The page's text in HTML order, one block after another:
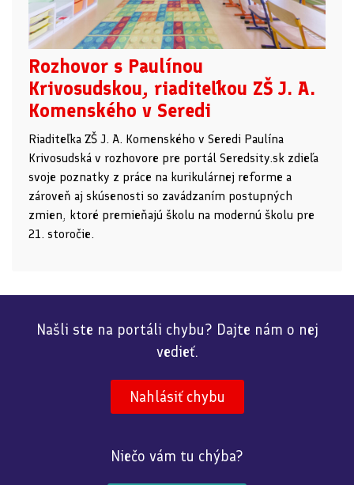
Rozhovor s Paulínou
Krivosudskou, riaditeľkou ZŠ J. A.
Komenského v Seredi
Riaditeľka ZŠ J. A. Komenského v Seredi Paulína
Krivosudská v rozhovore pre portál Seredsity.sk zdieľa
svoje poznatky z práce na kurikulárnej reforme a
zároveň aj skúsenosti so zavádzaním postupných
zmien, ktoré premieňajú školu na modernú školu pre
21. storočie.
Našli ste na portáli chybu? Dajte nám o nej
vedieť.
Nahlásiť chybu
Niečo vám tu chýba?